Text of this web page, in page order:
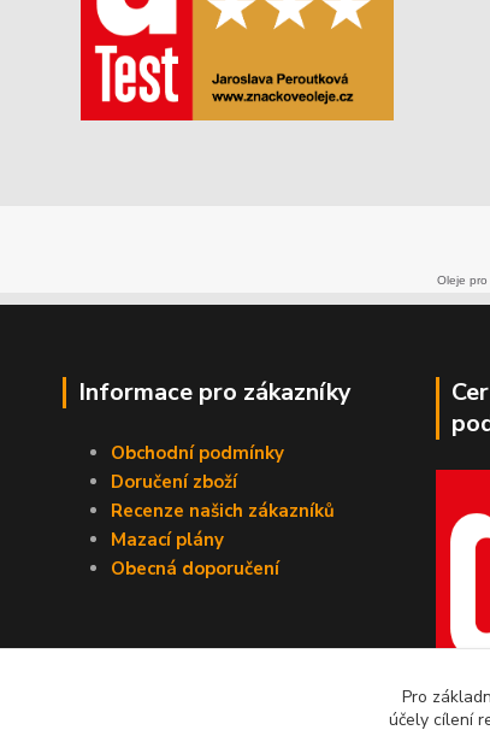
Oleje
Informace pro zákazníky
Obchodní podmínky
Doručení zboží
Recenze našich zákazníků
Mazací plány
Obecná doporučení
Pro
účely cílení